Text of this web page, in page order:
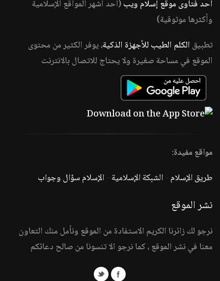
أحد فتاوى موقع إسلام ويب (أحد أشهر المواقع الإسلامية
وأكثرها موثوقية)
تطبيق الكلم الطيب للأجهزة الذكية، يوفر الكثير من محتوى
الموقع في مساحة صغيرة ولا يحتاج للاتصال بالانترنت
مواقع مفيدة:
طريق الإسلام -الشبكة الإسلامية -الإسلام سؤال وجواب
نشر الموقع
نرجو لك زائرنا الكريم الاستفادة من الموقع ونأمل منك التعاون
معنا في نشر الموقع ، كما نرجو الا تنسونا من صالح دعائكم